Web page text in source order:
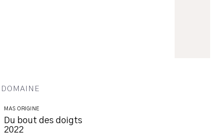
DOMAINE
MAS ORIGINE
Du bout des doigts
2022